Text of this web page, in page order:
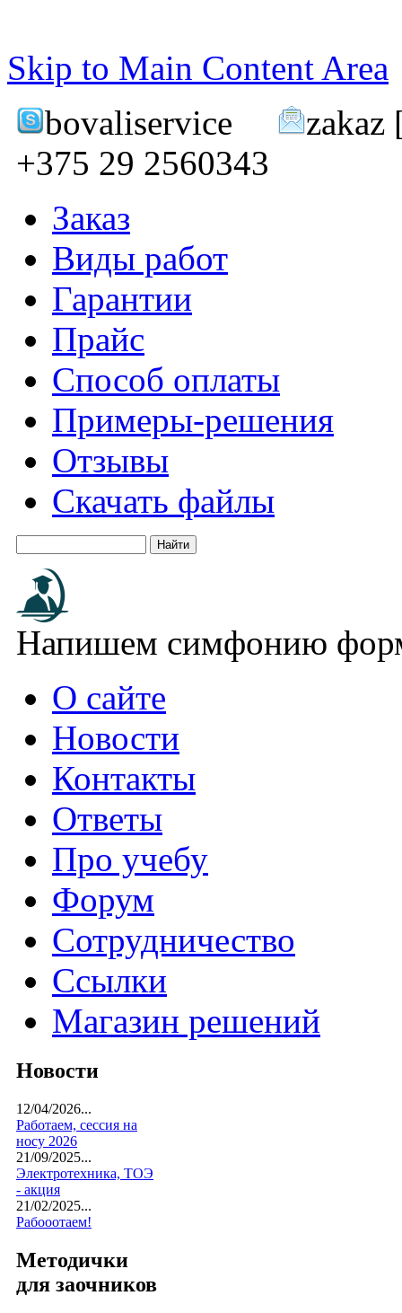
Skip to Main Content Area
bovaliservice
zakaz
+375 29 2560343
Заказ
Виды работ
Гарантии
Прайс
Способ оплаты
Примеры-решения
Отзывы
Скачать файлы
Напишем симфонию
О сайте
Новости
Контакты
Ответы
Про учебу
Форум
Сотрудничество
Ссылки
Магазин решений
Новости
12/04/2026...
Работаем, сессия на
носу 2026
21/09/2025...
Электротехника, ТОЭ
- акция
21/02/2025...
Рабооотаем!
Методички
для заочников